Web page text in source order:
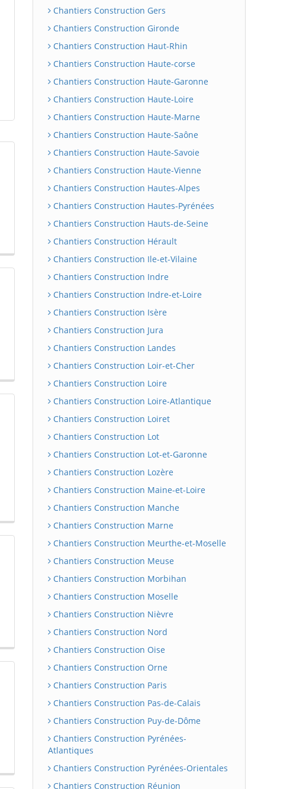
Chantiers Construction Gers
Chantiers Construction Gironde
Chantiers Construction Haut-Rhin
Chantiers Construction Haute-corse
Chantiers Construction Haute-Garonne
Chantiers Construction Haute-Loire
Chantiers Construction Haute-Marne
Chantiers Construction Haute-Saône
Chantiers Construction Haute-Savoie
Chantiers Construction Haute-Vienne
Chantiers Construction Hautes-Alpes
Chantiers Construction Hautes-Pyrénées
Chantiers Construction Hauts-de-Seine
Chantiers Construction Hérault
Chantiers Construction Ile-et-Vilaine
Chantiers Construction Indre
Chantiers Construction Indre-et-Loire
Chantiers Construction Isère
Chantiers Construction Jura
Chantiers Construction Landes
Chantiers Construction Loir-et-Cher
Chantiers Construction Loire
Chantiers Construction Loire-Atlantique
Chantiers Construction Loiret
Chantiers Construction Lot
Chantiers Construction Lot-et-Garonne
Chantiers Construction Lozère
Chantiers Construction Maine-et-Loire
Chantiers Construction Manche
Chantiers Construction Marne
Chantiers Construction Meurthe-et-Moselle
Chantiers Construction Meuse
Chantiers Construction Morbihan
Chantiers Construction Moselle
Chantiers Construction Nièvre
Chantiers Construction Nord
Chantiers Construction Oise
Chantiers Construction Orne
Chantiers Construction Paris
Chantiers Construction Pas-de-Calais
Chantiers Construction Puy-de-Dôme
Chantiers Construction Pyrénées-
Atlantiques
Chantiers Construction Pyrénées-Orientales
Chantiers Construction Réunion